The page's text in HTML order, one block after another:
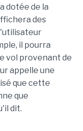
dotée de la
des
il pourra
vol provenant de
appelle une
que cette
que
dit.